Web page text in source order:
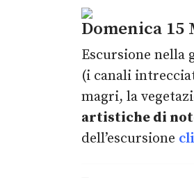
Domenica
Escursione nella
(i canali
magri, la
artistiche di
dell’escursione